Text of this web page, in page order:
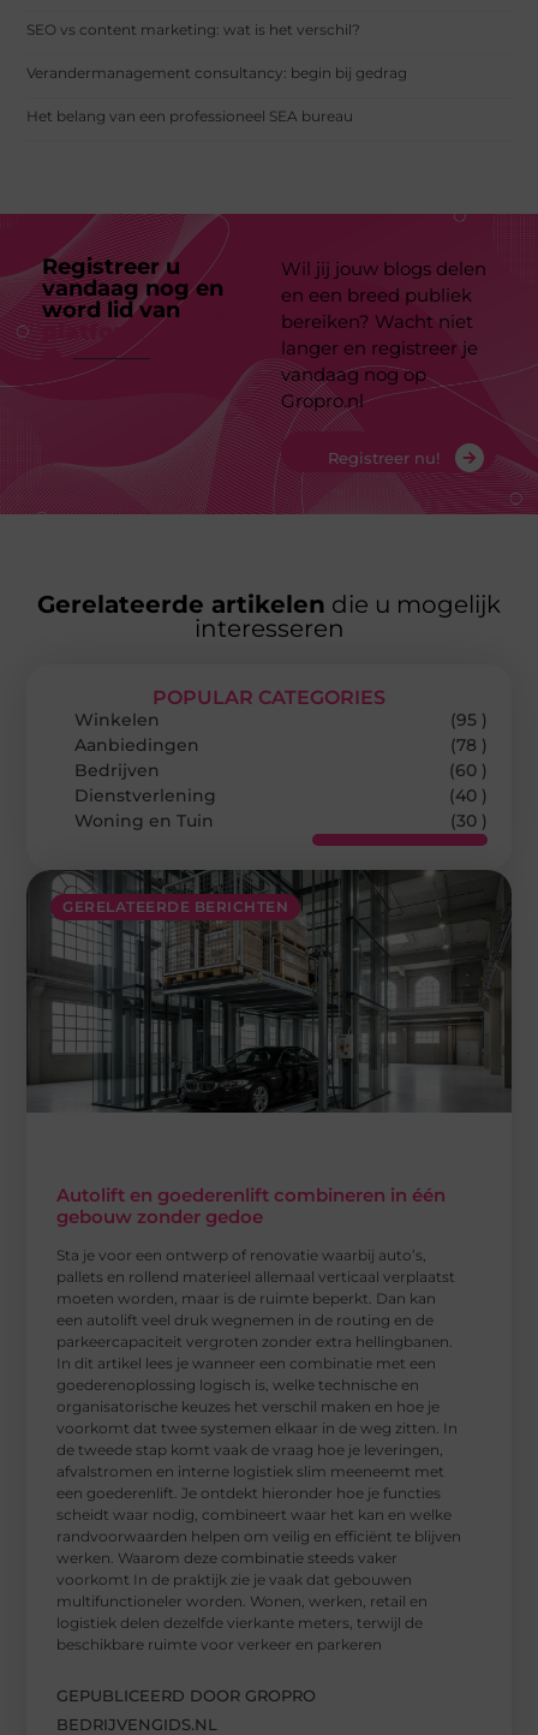
SEO vs content marketing: wat is het verschil?
Verandermanagement consultancy: begin bij gedrag
Het belang van een professioneel SEA bureau
Registreer u
vandaag nog en
word lid van
platform
Wil jij jouw blogs delen
en een breed publiek
bereiken? Wacht niet
langer en registreer je
vandaag nog op
Gropro.nl
Registreer nu!
Gerelateerde artikelen die u mogelijk
interesseren
GERELATEERDE BERICHTEN
Autolift en goederenlift combineren in één
gebouw zonder gedoe
Sta je voor een ontwerp of renovatie waarbij auto’s,
pallets en rollend materieel allemaal verticaal verplaatst
moeten worden, maar is de ruimte beperkt. Dan kan
een autolift veel druk wegnemen in de routing en de
parkeercapaciteit vergroten zonder extra hellingbanen.
In dit artikel lees je wanneer een combinatie met een
goederenoplossing logisch is, welke technische en
organisatorische keuzes het verschil maken en hoe je
voorkomt dat twee systemen elkaar in de weg zitten. In
de tweede stap komt vaak de vraag hoe je leveringen,
afvalstromen en interne logistiek slim meeneemt met
een goederenlift. Je ontdekt hieronder hoe je functies
scheidt waar nodig, combineert waar het kan en welke
randvoorwaarden helpen om veilig en efficiënt te blijven
werken. Waarom deze combinatie steeds vaker
voorkomt In de praktijk zie je vaak dat gebouwen
multifunctioneler worden. Wonen, werken, retail en
logistiek delen dezelfde vierkante meters, terwijl de
beschikbare ruimte voor verkeer en parkeren
GEPUBLICEERD DOOR GROPRO
BEDRIJVENGIDS.NL
POPULAR CATEGORIES
Winkelen
(95 )
Aanbiedingen
(78 )
Bedrijven
(60 )
Dienstverlening
(40 )
Woning en Tuin
(30 )